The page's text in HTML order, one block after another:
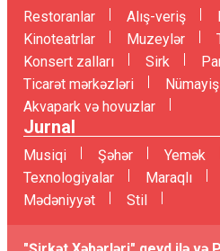
Restoranlar Alış-veriş
Kinoteatrlar
Muzeylər
Konsert zalları
Sirk
Ticarət mərkəzləri
Akvapark və hovuzlar
Jurnal
Musiqi Şəhər Yemək
Texnologiyalar
Maraqlı
Mədəniyyət
Stil